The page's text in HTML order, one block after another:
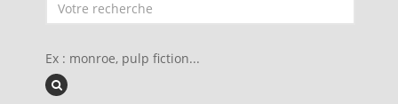
Ex : monroe, pulp fiction...